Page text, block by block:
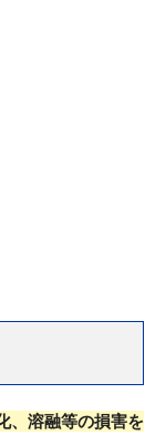
、溶融等の損害を